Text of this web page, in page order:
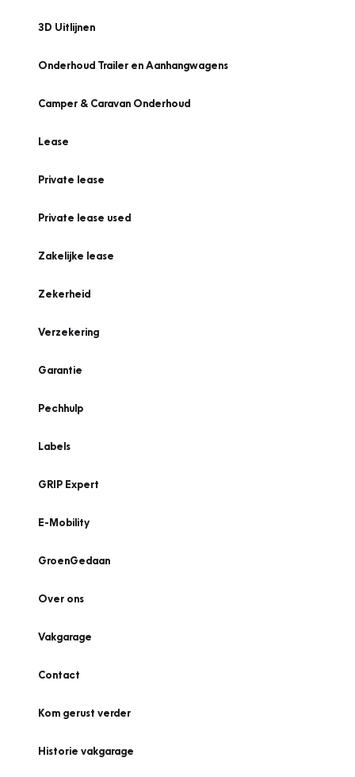
3D Uitlijnen
Onderhoud Trailer en Aanhangwagens
Camper & Caravan Onderhoud
Lease
Private lease
Private lease used
Zakelijke lease
Zekerheid
Verzekering
Garantie
Pechhulp
Labels
GRIP Expert
E-Mobility
GroenGedaan
Over ons
Vakgarage
Contact
Kom gerust verder
Historie vakgarage